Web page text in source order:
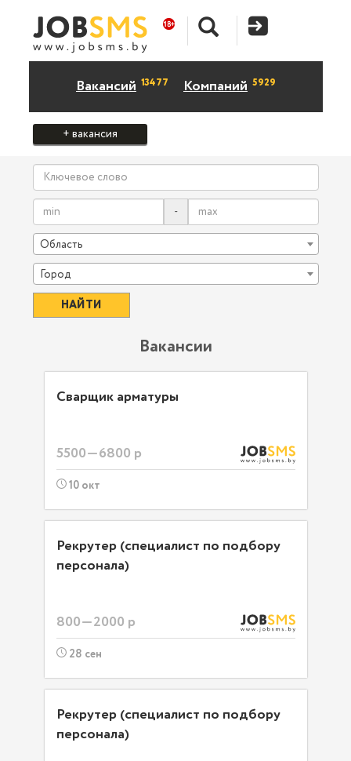
Вакансий 13477 Компаний 5929
+ вакансия
-
Область
Город
Вакансии
Сварщик арматуры
5500—6800 р
10 окт
Рекрутер (специалист по подбору
персонала)
800—2000 р
28 сен
Рекрутер (специалист по подбору
персонала)